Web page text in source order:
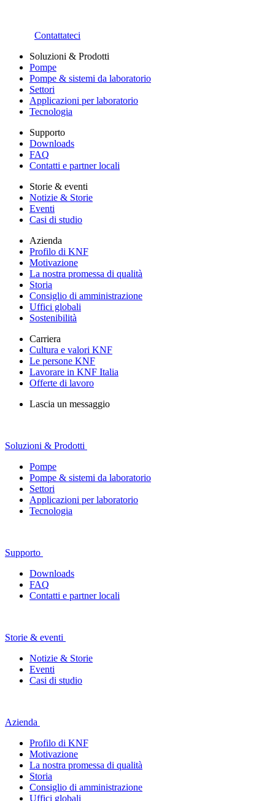
Contattateci
Soluzioni & Prodotti
Pompe
Pompe & sistemi da laboratorio
Settori
Applicazioni per laboratorio
Tecnologia
Supporto
Downloads
FAQ
Contatti e partner locali
Storie & eventi
Notizie & Storie
Eventi
Casi di studio
Azienda
Profilo di KNF
Motivazione
La nostra promessa di qualità
Storia
Consiglio di amministrazione
Uffici globali
Sostenibilità
Carriera
Cultura e valori KNF
Le persone KNF
Lavorare in KNF Italia
Offerte di lavoro
Lascia un messaggio
Soluzioni & Prodotti
Pompe
Pompe & sistemi da laboratorio
Settori
Applicazioni per laboratorio
Tecnologia
Supporto
Downloads
FAQ
Contatti e partner locali
Storie & eventi
Notizie & Storie
Eventi
Casi di studio
Azienda
Profilo di KNF
Motivazione
La nostra promessa di qualità
Storia
Consiglio di amministrazione
Uffici globali